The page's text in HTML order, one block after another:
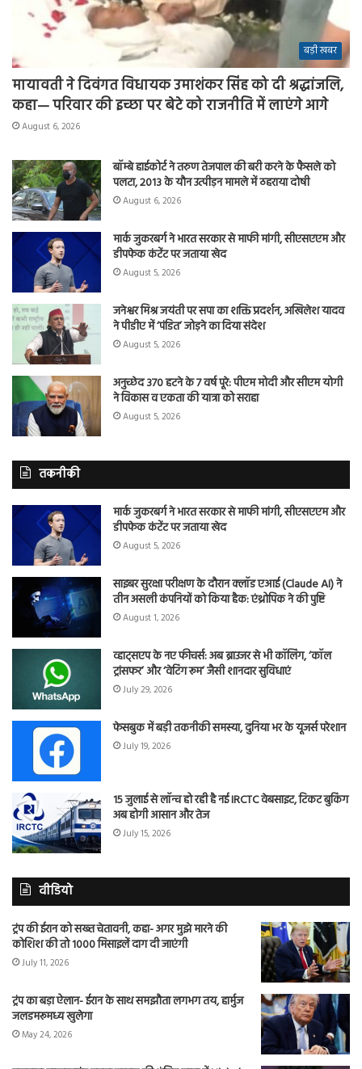
बड़ी खबर
मायावती ने दिवंगत विधायक उमाशंकर सिंह को दी श्रद्धांजलि,
कहा— परिवार की इच्छा पर बेटे को राजनीति में लाएंगे आगे
August 6, 2026
बॉम्बे हाईकोर्ट ने तरुण तेजपाल की बरी करने के फैसले को
पलटा, 2013 के यौन उत्पीड़न मामले में ठहराया दोषी
August 6, 2026
मार्क जुकरबर्ग ने भारत सरकार से माफी मांगी, सीएसएएम और
डीपफेक कंटेंट पर जताया खेद
August 5, 2026
जनेश्वर मिश्र जयंती पर सपा का शक्ति प्रदर्शन, अखिलेश यादव
ने पीडीए में ‘पंडित’ जोड़ने का दिया संदेश
August 5, 2026
अनुच्छेद 370 हटने के 7 वर्ष पूरे: पीएम मोदी और सीएम योगी
ने विकास व एकता की यात्रा को सराहा
August 5, 2026
तकनीकी
मार्क जुकरबर्ग ने भारत सरकार से माफी मांगी, सीएसएएम और
डीपफेक कंटेंट पर जताया खेद
August 5, 2026
साइबर सुरक्षा परीक्षण के दौरान क्लॉड एआई (Claude AI) ने
तीन असली कंपनियों को किया हैक: एंथ्रोपिक ने की पुष्टि
August 1, 2026
व्हाट्सएप के नए फीचर्स: अब ब्राउजर से भी कॉलिंग, ‘कॉल
ट्रांसफर’ और ‘वेटिंग रूम’ जैसी शानदार सुविधाएं
July 29, 2026
फेसबुक में बड़ी तकनीकी समस्या, दुनिया भर के यूजर्स परेशान
July 19, 2026
15 जुलाई से लॉन्च हो रही है नई IRCTC वेबसाइट, टिकट बुकिंग
अब होगी आसान और तेज
July 15, 2026
वीडियो
ट्रंप की ईरान को सख्त चेतावनी, कहा- अगर मुझे मारने की
कोशिश की तो 1000 मिसाइलें दाग दी जाएंगी
July 11, 2026
ट्रंप का बड़ा ऐलान- ईरान के साथ समझौता लगभग तय, हार्मुज
जलडमरूमध्य खुलेगा
May 24, 2026